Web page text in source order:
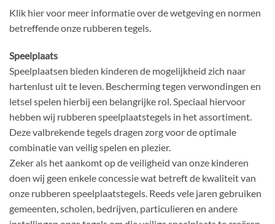
Klik hier voor meer informatie over de wetgeving en normen
betreffende onze rubberen tegels.
Speelplaats
Speelplaatsen bieden kinderen de mogelijkheid zich naar
hartenlust uit te leven. Bescherming tegen verwondingen en
letsel spelen hierbij een belangrijke rol. Speciaal hiervoor
hebben wij rubberen speelplaatstegels in het assortiment.
Deze valbrekende tegels dragen zorg voor de optimale
combinatie van veilig spelen en plezier.
Zeker als het aankomt op de veiligheid van onze kinderen
doen wij geen enkele concessie wat betreft de kwaliteit van
onze rubberen speelplaatstegels. Reeds vele jaren gebruiken
gemeenten, scholen, bedrijven, particulieren en andere